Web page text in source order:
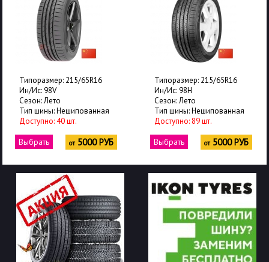
Типоразмер: 215/65R16
Ин/Ис: 98V
Сезон: Лето
Тип шины: Нешипованная
Доступно: 40 шт.
Выбрать от5000 РУБ
Типоразмер: 215/65R16
Ин/Ис: 98H
Сезон: Лето
Тип шины: Нешипованная
Доступно: 89 шт.
Выбрать от5000 РУБ